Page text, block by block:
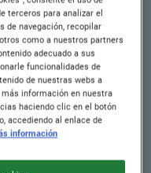
TIEMPO DE COCCIÓN
0 min.
NIVEL DE HABILIDAD
Fácil
terceros para analizar el
de navegación, recopilar
como a nuestros partners
adecuado a sus
funcionalidades de
de nuestras webs a
información en nuestra
haciendo clic en el botón
accediendo al enlace de
información